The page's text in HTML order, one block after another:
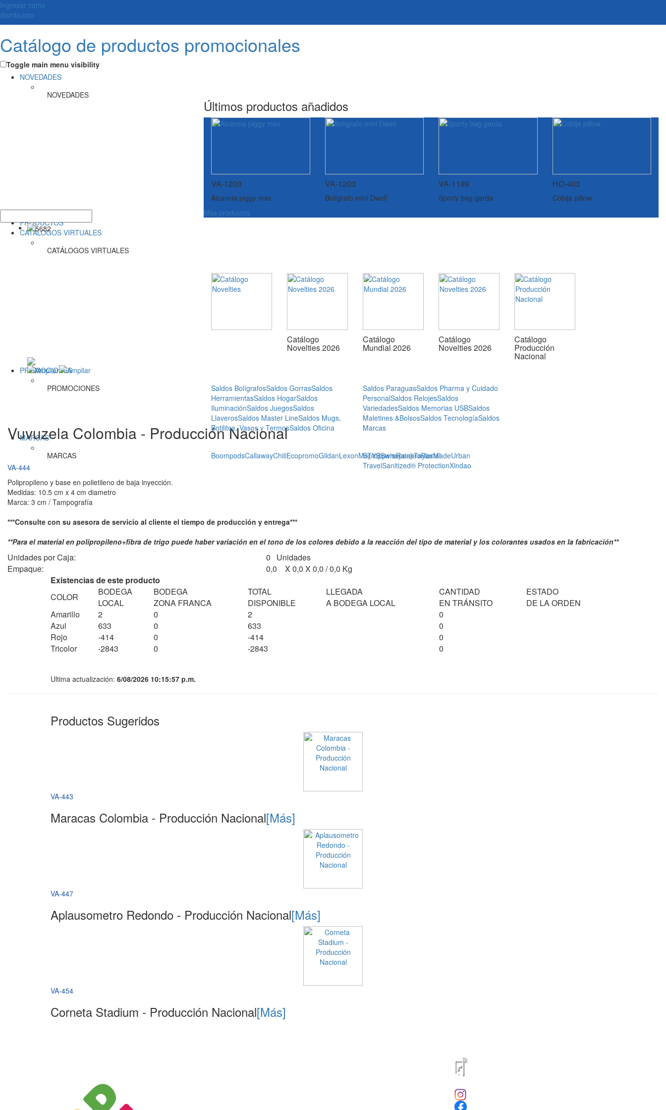
Ingresar como
distribuidor
Catálogo de productos promocionales
Toggle main menu visibility
NOVEDADES
NOVEDADES
Últimos productos añadidos
VA-1203
Alcancia piggy max
VA-1203
Bolígrafo mini Dwell
VA-1189
Sporty bag garda
HO-403
Cobija pillow
Más productos
PRODUCTOS
CATÁLOGOS VIRTUALES
CATÁLOGOS VIRTUALES
Catálogo
Novelties 2026
Catálogo
Mundial 2026
Catálogo
Novelties 2026
Catálogo
Producción
Nacional
PROMOCIONES
PROMOCIONES
Saldos BolígrafosSaldos GorrasSaldos
HerramientasSaldos HogarSaldos
IluminaciónSaldos JuegosSaldos
LlaverosSaldos Master LineSaldos Mugs,
Botilitos, Vasos y TermosSaldos Oficina
Saldos ParaguasSaldos Pharma y Cuidado
PersonalSaldos RelojesSaldos
VariedadesSaldos Memorias USBSaldos
Maletines &BolsosSaldos TecnologíaSaldos
Marcas
MARCAS
MARCAS
BoompodsCallawayChiliEcopromoGildanLexonMoptoppersRainproRastal
STYBSwisspeakTaylorMadeUrban
TravelSanitized® ProtectionXindao
Vuvuzela Colombia - Producción Nacional
VA-444
Polipropileno y base en polietileno de baja inyección.
Medidas: 10.5 cm x 4 cm diametro
Marca: 3 cm / Tampografía
***Consulte con su asesora de servicio al cliente el tiempo de producción y entrega***
**Para el material en polipropileno+fibra de trigo puede haber variación en el tono de los colores debido a la reacción del tipo de material y los colorantes usados en la fabricación**
Unidades por Caja:
0 Unidades
Empaque:
0,0 X 0,0 X 0,0 / 0,0 Kg
Existencias de este producto
COLOR
BODEGA
LOCAL
BODEGA
ZONA FRANCA
TOTAL
DISPONIBLE
LLEGADA
A BODEGA LOCAL
CANTIDAD
EN TRÁNSITO
ESTADO
DE LA ORDEN
Amarillo
2 0 2
0
Azul
633 0 633
0
Rojo
-414 0 -414
0
Tricolor
-2843 0 -2843 0
Ultima actualización: 6/08/2026 10:15:57 p.m.
Productos Sugeridos
VA-443
Maracas Colombia - Producción Nacional[Más]
VA-447
Aplausometro Redondo - Producción Nacional[Más]
VA-454
Corneta Stadium - Producción Nacional[Más]